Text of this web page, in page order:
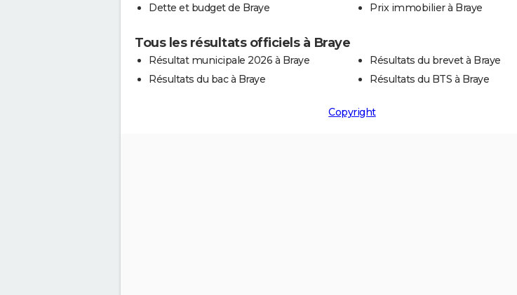
Dette et budget de Braye
Prix immobilier à Braye
Tous les résultats officiels à Braye
Résultat municipale 2026 à Braye
Résultats du bac à Braye
Résultats du brevet à Braye
Résultats du BTS à Braye
Copyright